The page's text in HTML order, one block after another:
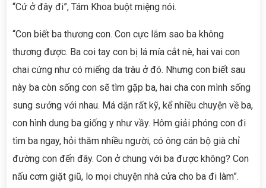
“Cứ ở đây đi”, Tám Khoa buột miệng nói.
“Con biết ba thương con. Con cực lắm sao ba không
thương được. Ba coi tay con bị lá mía cắt nè, hai vai con
chai cứng như có miếng da trâu ở đó. Nhưng con biết sau
này ba còn sống con sẽ tìm gặp ba, hai cha con mình sống
sung sướng với nhau. Má dặn rất kỹ, kể nhiều chuyện về ba,
con hình dung ba giống y như vầy. Hôm giải phóng con đi
tìm ba ngay, hỏi thăm nhiều người, có ông cán bộ già chỉ
đường con đến đây. Con ở chung với ba được không? Con
nấu cơm giặt giũ, lo mọi chuyện nhà cửa cho ba đi làm”.